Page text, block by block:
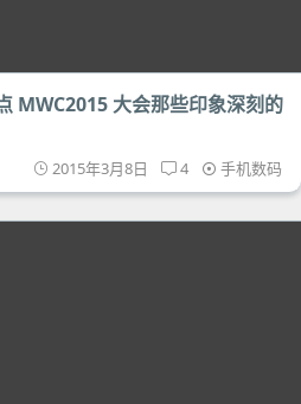
MWC2015 大会那些印象深刻的
2015年3月8日 4 手机数码